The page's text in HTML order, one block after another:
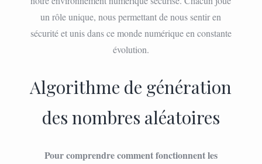
un rôle unique, nous permettant de nous sentir en
sécurité et unis dans ce monde numérique en constante
évolution.
Algorithme de génération
des nombres aléatoires
Pour comprendre comment fonctionnent les